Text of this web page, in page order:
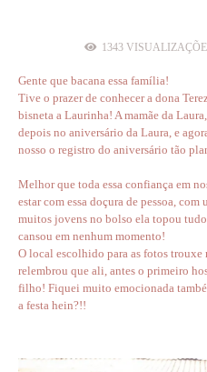
1343
Gente que bacana essa família!
Tive o prazer de conhecer a dona
bisneta a Laurinha! A mamãe da
depois no aniversário da Laura, e
nosso o registro do aniversário tão
Melhor que toda essa confiança em
estar com essa doçura de pessoa,
muitos jovens no bolso ela topou
cansou em nenhum momento!
O local escolhido para as fotos
relembrou que ali, antes o primeiro
filho! Fiquei muito emocionada
a festa hein?!!